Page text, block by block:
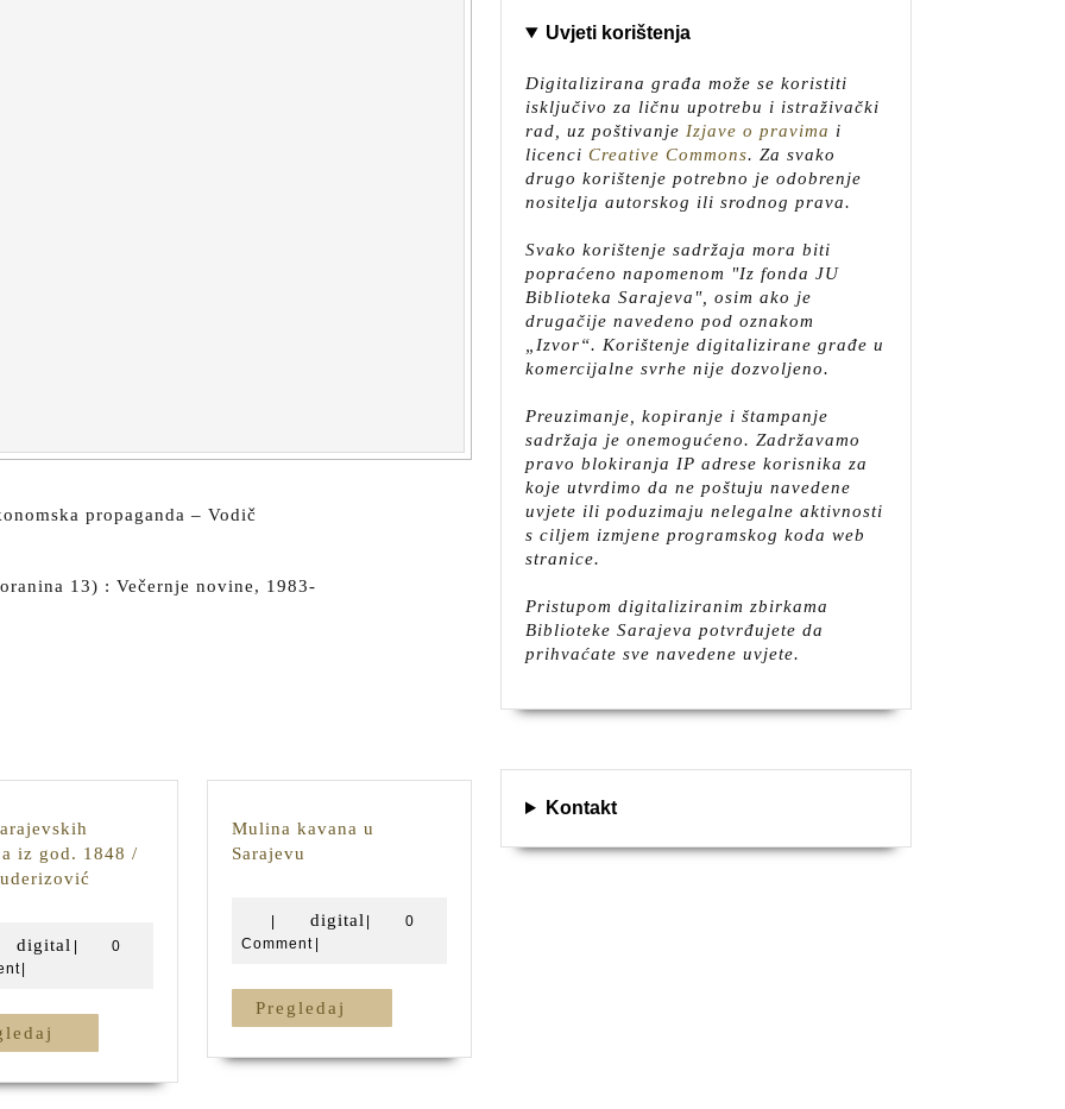
propaganda – Vodič
13) : Večernje novine, 1983-
iz god. 1848 /
Riza
digital digital
0
Mulina kavana u
Sarajevu
Sarajevu
digital digital
0
Comment
Pregledaj
Uvjeti korištenja
Digitalizirana građa može se koristiti
isključivo za ličnu upotrebu i istraživački
rad, uz poštivanje Izjave o pravima i
licenci Creative Commons. Za svako
drugo korištenje potrebno je odobrenje
nositelja autorskog ili srodnog prava.
Svako korištenje sadržaja mora biti
popraćeno napomenom "Iz fonda JU
Biblioteka Sarajeva", osim ako je
drugačije navedeno pod oznakom
„Izvor“. Korištenje digitalizirane građe u
komercijalne svrhe nije dozvoljeno.
Preuzimanje, kopiranje i štampanje
sadržaja je onemogućeno. Zadržavamo
pravo blokiranja IP adrese korisnika za
koje utvrdimo da ne poštuju navedene
uvjete ili poduzimaju nelegalne aktivnosti
s ciljem izmjene programskog koda web
stranice.
Pristupom digitaliziranim zbirkama
Biblioteke Sarajeva potvrđujete da
prihvaćate sve navedene uvjete.
Kontakt